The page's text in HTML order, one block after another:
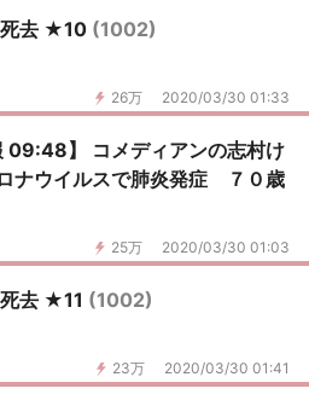
死去 ★10 (1002)
26万 2020/03/30 01:33
09:48】 コメディアンの志村け
ナウイルスで肺炎発症 ７０歳
25万 2020/03/30 01:03
死去 ★11 (1002)
23万 2020/03/30 01:41